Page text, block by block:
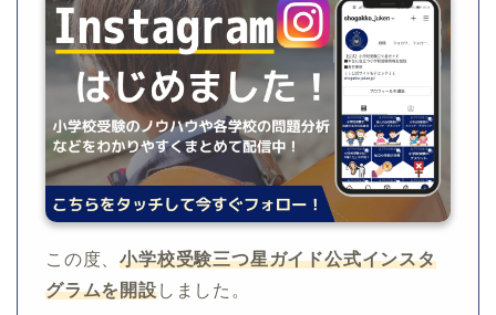
この度、小学校受験三つ星ガイド公式インスタ
グラムを開設しました。